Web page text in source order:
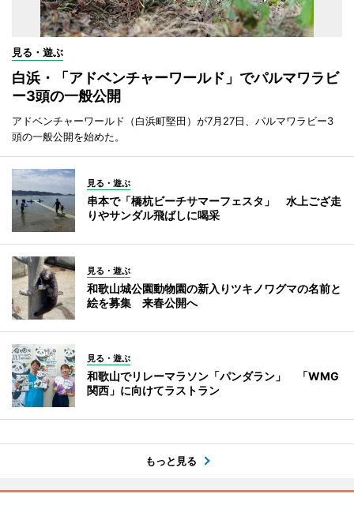
見る・遊ぶ
白浜・「アドベンチャーワールド」でパルマワラビ
ー3頭の一般公開
アドベンチャーワールド（白浜町堅田）が7月27日、パルマワラビー3
頭の一般公開を始めた。
見る・遊ぶ
串本で「橋杭ビーチサマーフェスタ」 水上ござ走
りやサンダル飛ばしに喝采
見る・遊ぶ
和歌山城公園動物園の新入りツキノワグマの名前と
絵を募集 来春公開へ
見る・遊ぶ
和歌山でリレーマラソン「パンダラン」 「WMG
関西」に向けてラストラン
もっと見る